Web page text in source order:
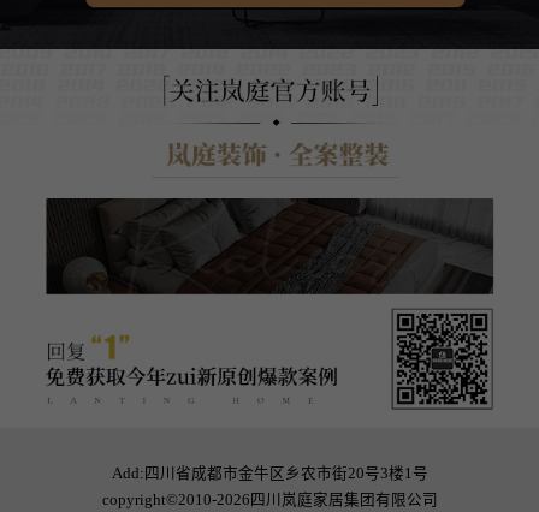
Add:四川省成都市金牛区乡农市街20号3楼1号
copyright©2010-2026四川岚庭家居集团有限公司